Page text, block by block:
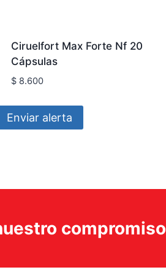
Ciruelfort Max Forte Nf 20
Cápsulas
$8.600
Enviar alerta
compromiso